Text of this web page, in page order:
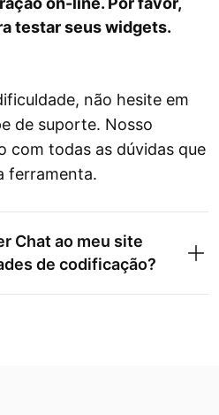
testar seus widgets.
não hesite em
de suporte. Nosso
com todas as dúvidas que
ferramenta.
Chat ao meu site
de codificação?